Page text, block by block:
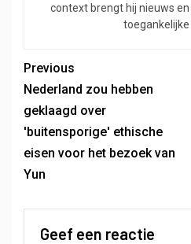
context brengt hij nieuws
toegankelijke
Previous
Nederland zou hebben
geklaagd over
'buitensporige' ethische
eisen voor het bezoek van
Yun
Geef een reactie